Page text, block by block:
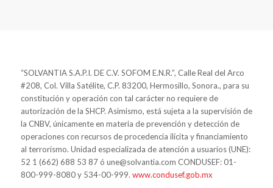
“SOLVANTIA S.A.P.I. DE C.V. SOFOM E.N.R.”, Calle Real del Arco
#208, Col. Villa Satélite, C.P. 83200, Hermosillo, Sonora., para su
constitución y operación con tal carácter no requiere de
autorización de la SHCP. Asimismo, está sujeta a la supervisión de
la CNBV, únicamente en materia de prevención y detección de
operaciones con recursos de procedencia ilícita y financiamiento
al terrorismo. Unidad especializada de atención a usuarios (UNE):
52 1 (662) 688 53 87 ó une@solvantia.com CONDUSEF: 01-
800-999-8080 y 534-00-999. www.condusef.gob.mx